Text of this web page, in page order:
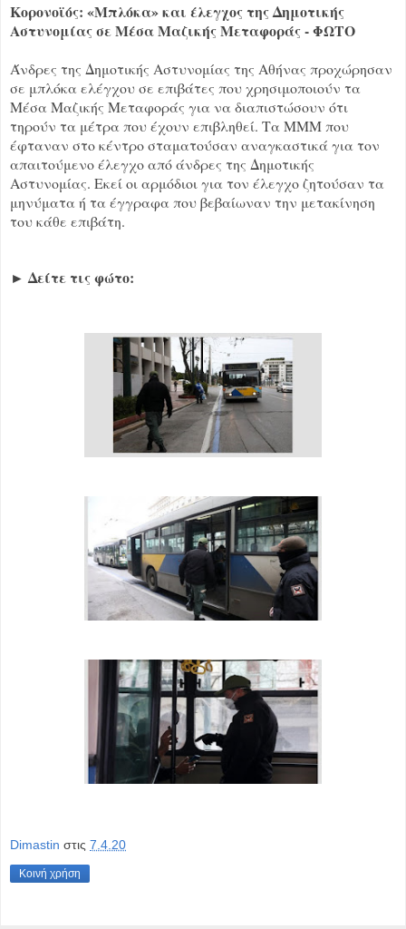
Κορονοϊός: «Μπλόκα» και έλεγχος της Δημοτικής
Αστυνομίας σε Μέσα Μαζικής Μεταφοράς - ΦΩΤΟ
Άνδρες της Δημοτικής Αστυνομίας της Αθήνας προχώρησαν
σε μπλόκα ελέγχου σε επιβάτες που χρησιμοποιούν τα
Μέσα Μαζικής Μεταφοράς για να διαπιστώσουν ότι
τηρούν τα μέτρα που έχουν επιβληθεί. Τα ΜΜΜ που
έφταναν στο κέντρο σταματούσαν αναγκαστικά για τον
απαιτούμενο έλεγχο από άνδρες της Δημοτικής
Αστυνομίας. Εκεί οι αρμόδιοι για τον έλεγχο ζητούσαν τα
μηνύματα ή τα έγγραφα που βεβαίωναν την μετακίνηση
του κάθε επιβάτη.
►Δείτε τις φώτο:
Dimastin στις 7.4.20
Κοινή χρήση